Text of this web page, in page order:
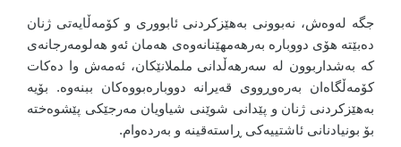
جگە لەوەش، نەبوونی بەهێزکردنی ئابووری و کۆمەڵایەتی ژنان
دەبێتە هۆی دووبارە بەرهەمهێنانەوەی هەمان ئەو هەلومەرجانەی
کە بەشداربوون لە سەرهەڵدانی ململانێکان، ئەمەش وا دەکات
کۆمەڵگاەان بەرەوڕووی قەیرانە دووبارەبووەکان ببنەوە. بۆیە
بەهێزکردنی ژنان و پێدانی شوێنی شیاویان مەرجێکی پێشوەختە
بۆ بونیادنانی ئاشتییەکی ڕاستەقینە و بەردەوام.